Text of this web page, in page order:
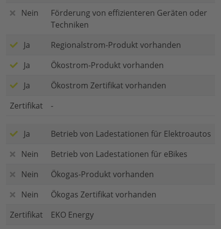
Nein
Förderung von effizienteren Geräten oder
Techniken
Ja
Regionalstrom-Produkt vorhanden
Ja
Ökostrom-Produkt vorhanden
Ja
Ökostrom Zertifikat vorhanden
Zertifikat
-
Ja
Betrieb von Ladestationen für Elektroautos
Nein
Betrieb von Ladestationen für eBikes
Nein
Ökogas-Produkt vorhanden
Nein
Ökogas Zertifikat vorhanden
Zertifikat
EKO Energy